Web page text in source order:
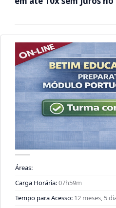
Áreas:
Carga Horária:07h59m
Tempo para Acesso: 12 meses, 5